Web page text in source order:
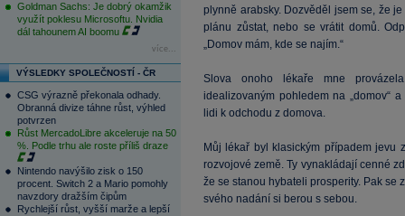
Goldman Sachs: Je dobrý okamžik
využít poklesu Microsoftu. Nvidia
dál tahounem AI boomu
více...
VÝSLEDKY SPOLEČNOSTÍ - ČR
CSG výrazně překonala odhady.
Obranná divize táhne růst, výhled
potvrzen
Růst MercadoLibre akceleruje na 50
%. Podle trhu ale roste příliš draze
Nintendo navýšilo zisk o 150
procent. Switch 2 a Mario pomohly
navzdory dražším čipům
Rychlejší růst, vyšší marže a lepší
plynně arabsky. Dozvěděl jsem se, že
plánu zůstat, nebo se vrátit domů.
„Domov mám, kde se najím.“
Slova onoho lékaře mne
idealizovaným pohledem na „domov“
lidi k odchodu z domova.
Můj lékař byl klasickým případem jevu
rozvojové země. Ty vynakládají cenné
že se stanou hybateli prosperity. Pak
svého nadání si berou s sebou.